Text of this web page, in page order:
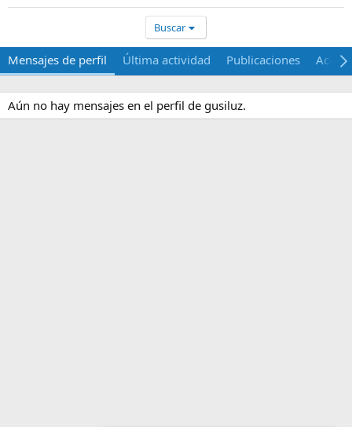
Buscar
Mensajes de perfil Última actividad Publicaciones Acerca
Aún no hay mensajes en el perfil de gusiluz.